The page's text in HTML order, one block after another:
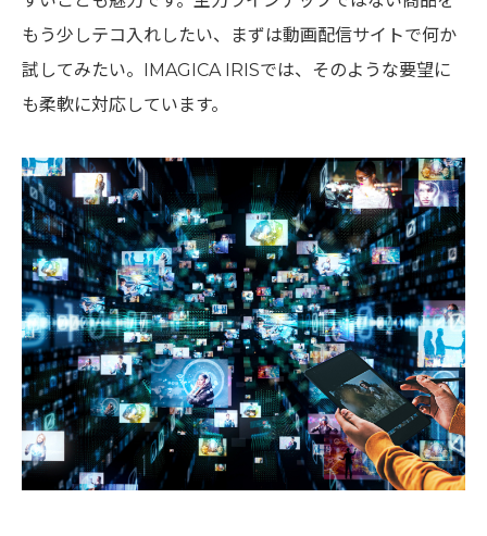
もう少しテコ入れしたい、まずは動画配信サイトで何か
試してみたい。IMAGICA IRISでは、そのような要望に
も柔軟に対応しています。